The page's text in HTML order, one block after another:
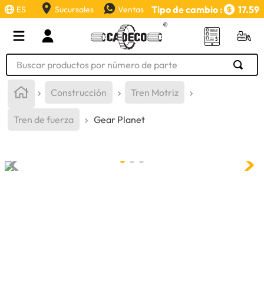
ES Sucursales Ventas Tipo de cambio : 17.59
Buscar productos por número de parte
Construcción Tren Motriz
Tren de fuerza Gear Planet
TÉRMINOS MÁS BUSCADOS
2 .
aceite